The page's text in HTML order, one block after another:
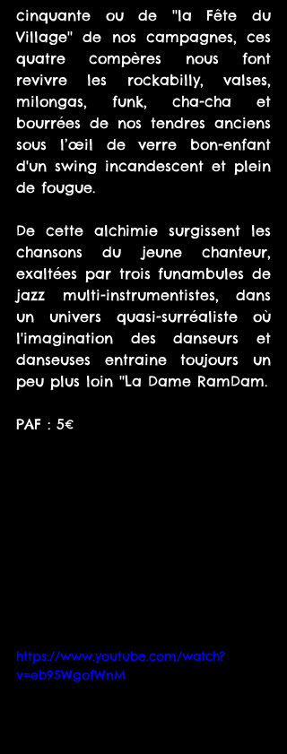
cinquante ou de ''la Fête du
Village'' de nos campagnes, ces
quatre compères nous font
revivre les rockabilly, valses,
milongas, funk, cha-cha et
bourrées de nos tendres anciens
sous l’œil de verre bon-enfant
d'un swing incandescent et plein
de fougue.
De cette alchimie surgissent les
chansons du jeune chanteur,
exaltées par trois funambules de
jazz multi-instrumentistes, dans
un univers quasi-surréaliste où
l'imagination des danseurs et
danseuses entraine toujours un
peu plus loin ''La Dame RamDam.
PAF : 5€
https://www.youtube.com/watch?
v=eb95WgofWnM